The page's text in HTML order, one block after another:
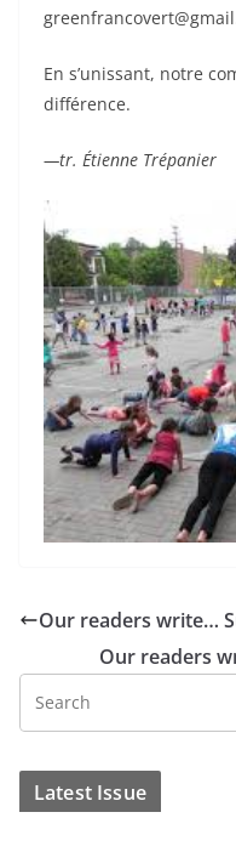
En s’unissant, notre
différence.
—tr. Étienne Trépanier
Our readers write…
Our readers
Latest Issue